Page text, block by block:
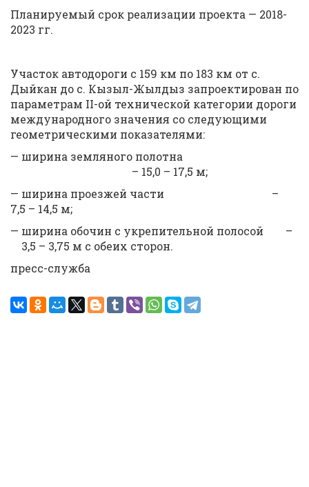
Планируемый срок реализации проекта — 2018-
2023 гг.
Участок автодороги с 159 км по 183 км от с.
Дыйкан до с. Кызыл-Жылдыз запроектирован по
параметрам II-ой технической категории дороги
международного значения со следующими
геометрическими показателями:
— ширина земляного полотна
– 15,0 – 17,5 м;
— ширина проезжей части –
7,5 – 14,5 м;
— ширина обочин с укрепительной полосой –
3,5 – 3,75 м с обеих сторон.
пресс-служба